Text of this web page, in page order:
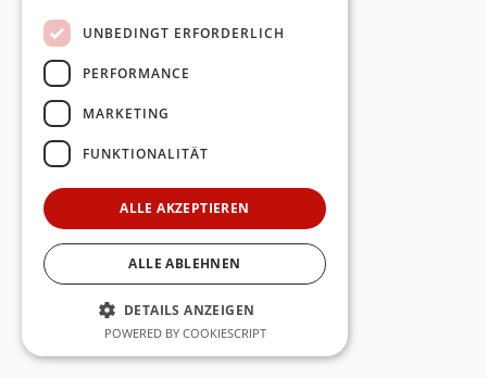
UNBEDINGT ERFORDERLICH
PERFORMANCE
MARKETING
FUNKTIONALITÄT
ALLE AKZEPTIEREN
ALLE ABLEHNEN
DETAILS ANZEIGEN
POWERED BY COOKIESCRIPT